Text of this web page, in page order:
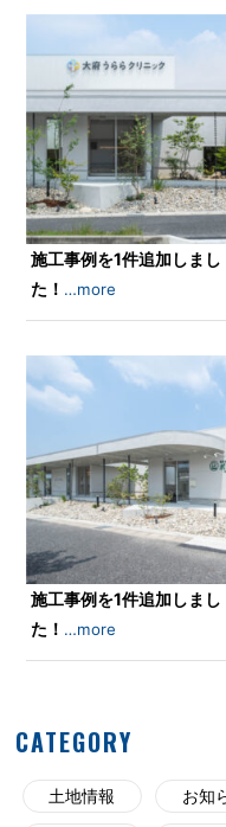
施工事例を1件追加しまし
た！ …more
施工事例を1件追加しまし
た！ …more
CATEGORY
土地情報 お知